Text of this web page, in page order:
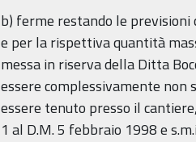
b) ferme restando le previsioni
e per la rispettiva quantità
messa in riserva della Ditta
essere complessivamente non
essere tenuto presso il
1 al D.M. 5 febbraio 1998 e